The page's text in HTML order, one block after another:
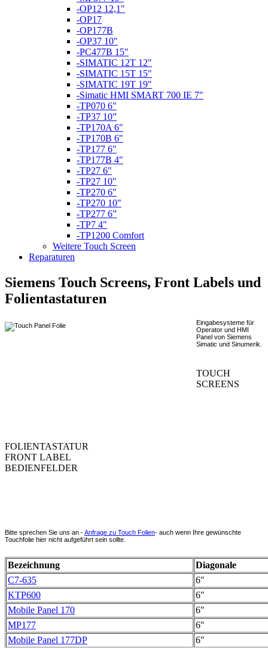
-OP12 12,1"
-OP17
-OP177B
-OP37 10"
-PC477B 15"
-SIMATIC 12T 12"
-SIMATIC 15T 15"
-SIMATIC 19T 19"
-Simatic HMI SMART 700 IE 7"
-TP070 6"
-TP37 10”
-TP170A 6"
-TP170B 6"
-TP177 6"
-TP177B 4"
-TP27 6"
-TP27 10"
-TP270 6"
-TP270 10"
-TP277 6”
-TP7 4"
-TP1200 Comfort
Weitere Touch Screen
Reparaturen
Siemens Touch Screens, Front Labels und
Folientastaturen
Eingabesysteme für
Operator und HMI
Panel von Siemens
Simatic und Sinumerik.
TOUCH
SCREENS
FOLIENTASTATUR
FRONT LABEL
BEDIENFELDER
Bitte sprechen Sie uns an -Anfrage zu Touch Folien- auch wenn Ihre gewünschte
Touchfolie hier nicht aufgeführt sein sollte.
Bezeichnung
Diagonale
C7-635
6"
KTP600
6"
Mobile Panel 170
6"
MP177
6"
Mobile Panel 177DP
6"